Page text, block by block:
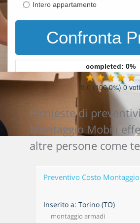
Intero appartamento
Confronta
completed: 0%
5.0 (100.0%)0voti
Richieste di
Montaggio Mobili
altre persone come
Preventivo Costo
Inserito a: Torino (TO)
montaggio armadi